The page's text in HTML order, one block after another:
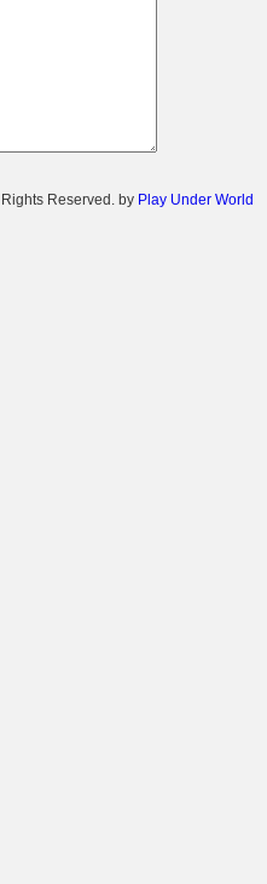
Reserved. by Play Under World